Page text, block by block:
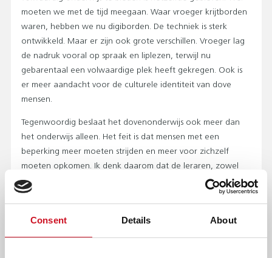
Consent Details About
moeten we met de tijd meegaan. Waar vroeger krijtborden
waren, hebben we nu digiborden. De techniek is sterk
ontwikkeld. Maar er zijn ook grote verschillen. Vroeger lag
de nadruk vooral op spraak en liplezen, terwijl nu
gebarentaal een volwaardige plek heeft gekregen. Ook is
er meer aandacht voor de culturele identiteit van dove
mensen.
Tegenwoordig beslaat het dovenonderwijs ook meer dan
het onderwijs alleen. Het feit is dat mensen met een
beperking meer moeten strijden en meer voor zichzelf
moeten opkomen. Ik denk daarom dat de leraren, zowel
horend als doof, ook iets meer leveren dan alleen het
onderwijs zelf, bijvoorbeeld door een stukje eigen